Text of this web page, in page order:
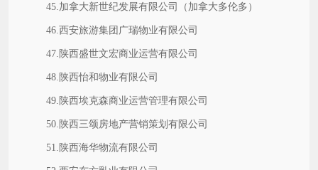
45.加拿大新世纪发展有限公司（加拿大多伦多）
46.西安旅游集团广瑞物业有限公司
47.陕西盛世文宏商业运营有限公司
48.陕西怡和物业有限公司
49.陕西埃克森商业运营管理有限公司
50.陕西三颂房地产营销策划有限公司
51.陕西海华物流有限公司